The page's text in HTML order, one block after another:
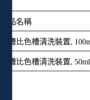
產品名稱
單槽比色槽清洗裝置,
雙槽比色槽清洗裝置,